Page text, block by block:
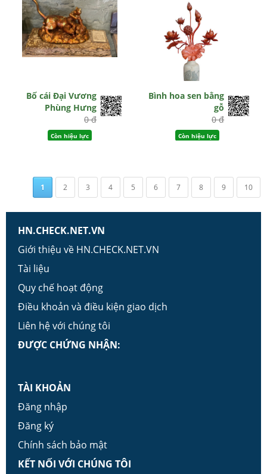
Bố cái Đại Vương
Phùng Hưng
0 đ
Còn hiệu lực
Bình hoa sen bằng
gỗ
0 đ
Còn hiệu lực
1 2 3 4 5 6 7 8 9 10
HN.CHECK.NET.VN
Giới thiệu về HN.CHECK.NET.VN
Tài liệu
Quy chế hoạt động
Điều khoản và điều kiện giao dịch
Liên hệ với chúng tôi
ĐƯỢC CHỨNG NHẬN:
TÀI KHOẢN
Đăng nhập
Đăng ký
Chính sách bảo mật
KẾT NỐI VỚI CHÚNG TÔI